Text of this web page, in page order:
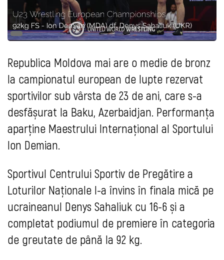
Republica Moldova mai are o medie de bronz
la campionatul european de lupte rezervat
sportivilor sub vârsta de 23 de ani, care s-a
desfășurat la Baku, Azerbaidjan. Performanța
aparține Maestrului Internațional al Sportului
Ion Demian.
Sportivul Centrului Sportiv de Pregătire a
Loturilor Naționale l-a învins în finala mică pe
ucraineanul Denys Sahaliuk cu 16-6 și a
completat podiumul de premiere în categoria
de greutate de până la 92 kg.